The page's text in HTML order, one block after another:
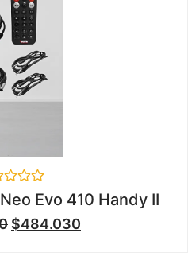
Evo 410 Handy II
$484.030